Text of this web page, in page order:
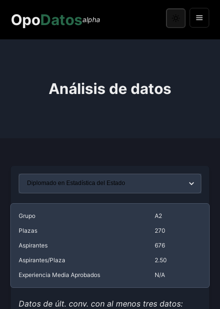
OpoDatosalpha
Análisis de datos
Grupo
A2
Plazas
270
Aspirantes
676
Aspirantes/Plaza
2.50
Experiencia Media Aprobados
N/A
Datos de últ. conv. con al menos tres datos: